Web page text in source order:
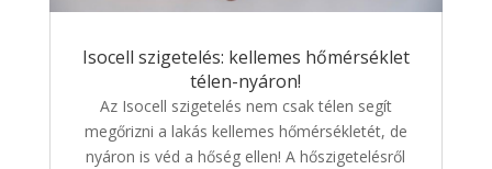
Isocell szigetelés: kellemes hőmérséklet
télen-nyáron!
Az Isocell szigetelés nem csak télen segít
megőrizni a lakás kellemes hőmérsékletét, de
nyáron is véd a hőség ellen! A hőszigetelésről